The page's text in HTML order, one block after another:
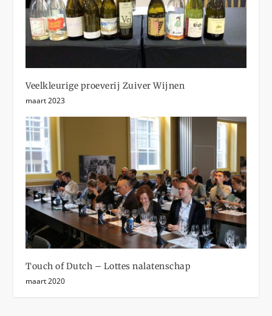
Veelkleurige proeverij Zuiver Wijnen
maart 2023
Touch of Dutch – Lottes nalatenschap
maart 2020